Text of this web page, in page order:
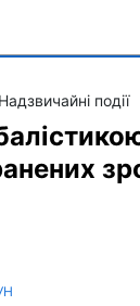
Надзвичайні події